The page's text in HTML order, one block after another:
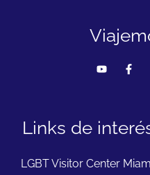
Links de
LGBT Visitor Center